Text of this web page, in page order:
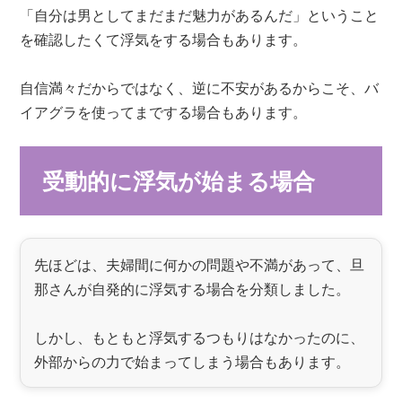
「自分は男としてまだまだ魅力があるんだ」ということ
を確認したくて浮気をする場合もあります。
自信満々だからではなく、逆に不安があるからこそ、バ
イアグラを使ってまでする場合もあります。
受動的に浮気が始まる場合
先ほどは、夫婦間に何かの問題や不満があって、旦
那さんが自発的に浮気する場合を分類しました。
しかし、もともと浮気するつもりはなかったのに、
外部からの力で始まってしまう場合もあります。